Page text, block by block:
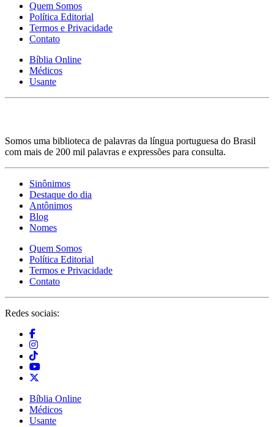
Quem Somos
Política Editorial
Termos e Privacidade
Contato
Bíblia Online
Médicos
Usante
Somos uma biblioteca de palavras da língua portuguesa do Brasil
com mais de 200 mil palavras e expressões para consulta.
Sinônimos
Destaque do dia
Antônimos
Blog
Nomes
Quem Somos
Política Editorial
Termos e Privacidade
Contato
Redes sociais:
Bíblia Online
Médicos
Usante